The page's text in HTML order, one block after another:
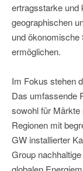
ertragsstarke und
geographischen
und ökonomische
ermöglichen.
Im Fokus stehen
Das umfassende
sowohl für
Regionen mit
GW installierter
Group